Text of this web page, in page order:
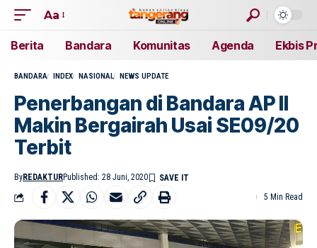
Aa
Berita Bandara Komunitas Agenda Ekbis
BANDARA INDEX NASIONAL NEWS UPDATE
Penerbangan di Bandara AP II
Makin Bergairah Usai SE09/20
Terbit
ByREDAKTURPublished: 28 Juni, 2020
5 Min Read